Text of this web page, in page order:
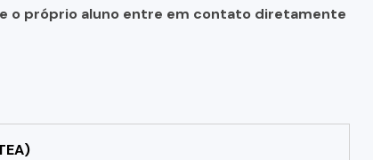
o próprio aluno entre em contato diretamente